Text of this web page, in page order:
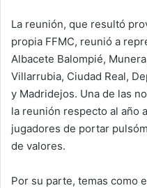
La reunión, que resultó
propia FFMC, reunió a
Albacete Balompié,
Villarrubia, Ciudad Real,
y Madridejos. Una de las
la reunión respecto al año
jugadores de portar
de valores.
Por su parte, temas como